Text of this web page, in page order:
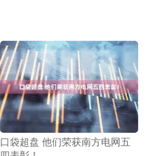
口袋超盘 他们荣获南方电网五